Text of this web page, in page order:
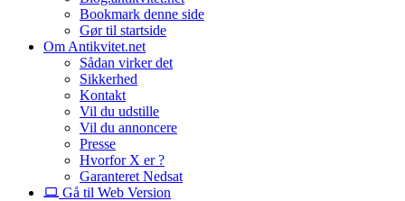
Bookmark denne side
Gør til startside
Om Antikvitet.net
Sådan virker det
Sikkerhed
Kontakt
Vil du udstille
Vil du annoncere
Presse
Hvorfor X er ?
Garanteret Nedsat
Gå til Web Version